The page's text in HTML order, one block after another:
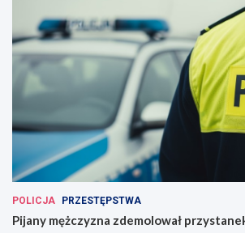
POLICJA PRZESTĘPSTWA
Pijany mężczyzna zdemolował